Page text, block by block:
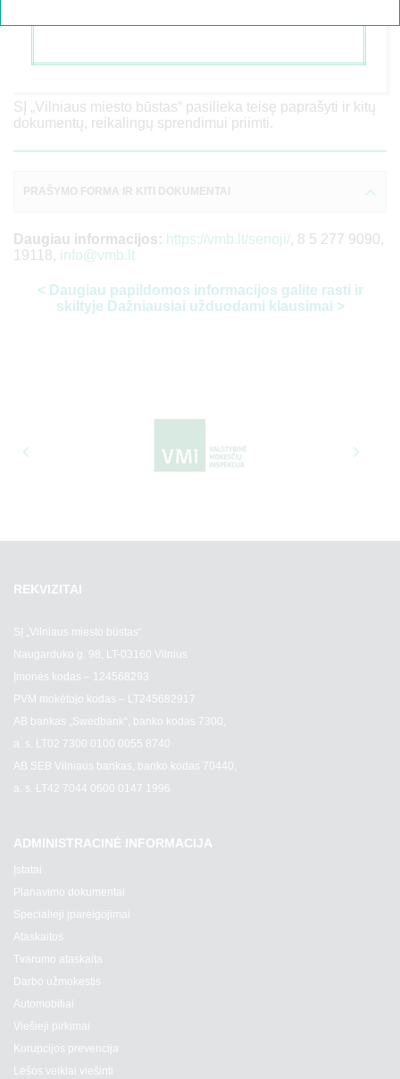
patvirtinantį dokumentą;
SĮ „Vilniaus miesto būstas“ pasilieka teisę paprašyti ir kitų
dokumentų, reikalingų sprendimui priimti.
PRAŠYMO FORMA IR KITI DOKUMENTAI
Daugiau informacijos: https://vmb.lt/senoji/, 8 5 277 9090,
19118, info@vmb.lt
< Daugiau papildomos informacijos galite rasti ir
skiltyje Dažniausiai užduodami klausimai >
REKVIZITAI
SĮ „Vilniaus miesto būstas“
Naugarduko g. 98, LT-03160 Vilnius
Įmonės kodas – 124568293
PVM mokėtojo kodas – LT245682917
AB bankas „Swedbank“, banko kodas 7300,
a. s. LT02 7300 0100 0055 8740
AB SEB Vilniaus bankas, banko kodas 70440,
a. s. LT42 7044 0600 0147 1996
ADMINISTRACINĖ INFORMACIJA
Įstatai
Planavimo dokumentai
Specialieji įpareigojimai
Ataskaitos
Tvarumo ataskaita
Darbo užmokestis
Automobiliai
Viešieji pirkimai
Korupcijos prevencija
Lėšos veiklai viešinti